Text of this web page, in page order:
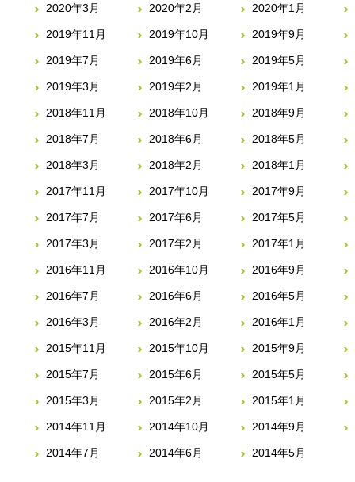
2020年3月 2020年2月 2020年1月
2019年11月 2019年10月 2019年9月
2019年7月 2019年6月 2019年5月
2019年3月 2019年2月 2019年1月
2018年11月 2018年10月 2018年9月
2018年7月 2018年6月 2018年5月
2018年3月 2018年2月 2018年1月
2017年11月 2017年10月 2017年9月
2017年7月 2017年6月 2017年5月
2017年3月 2017年2月 2017年1月
2016年11月 2016年10月 2016年9月
2016年7月 2016年6月 2016年5月
2016年3月 2016年2月 2016年1月
2015年11月 2015年10月 2015年9月
2015年7月 2015年6月 2015年5月
2015年3月 2015年2月 2015年1月
2014年11月 2014年10月 2014年9月
2014年7月 2014年6月 2014年5月